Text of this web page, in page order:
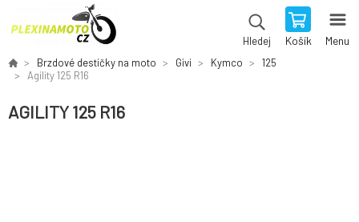
Hledej Košík Menu
Brzdové destičky na moto Givi Kymco
125
Agility 125 R16
AGILITY 125 R16